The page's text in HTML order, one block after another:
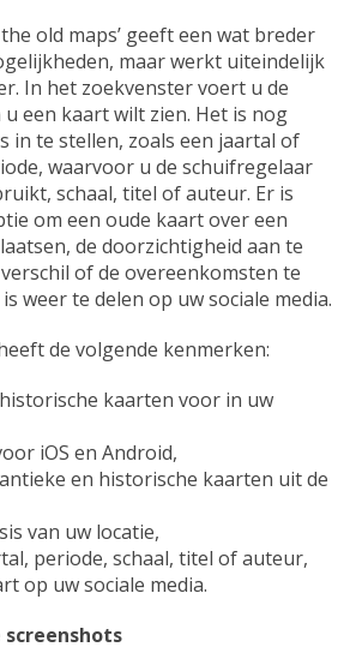
old maps’ geeft een wat breder
maar werkt uiteindelijk
In het zoekvenster voert u de
een kaart wilt zien. Het is nog
in te stellen, zoals een jaartal of
waarvoor u de schuifregelaar
schaal, titel of auteur. Er is
om een oude kaart over een
de doorzichtigheid aan te
of de overeenkomsten te
weer te delen op uw sociale media.
de volgende kenmerken:
kaarten voor in uw
iOS en Android,
en historische kaarten uit de
van uw locatie,
periode, schaal, titel of auteur,
op uw sociale media.
screenshots